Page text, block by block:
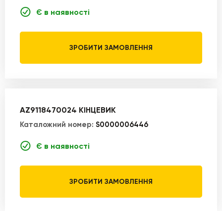
Є в наявності
ЗРОБИТИ ЗАМОВЛЕННЯ
AZ9118470024 КІНЦЕВИК
Каталожний номер: S0000006446
Є в наявності
ЗРОБИТИ ЗАМОВЛЕННЯ